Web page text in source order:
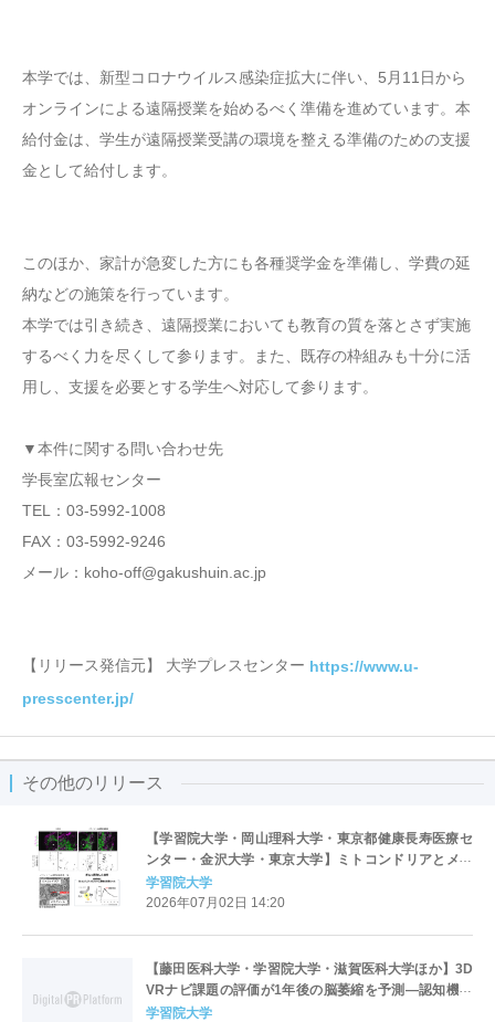
本学では、新型コロナウイルス感染症拡大に伴い、5月11日から
オンラインによる遠隔授業を始めるべく準備を進めています。本
給付金は、学生が遠隔授業受講の環境を整える準備のための支援
金として給付します。
このほか、家計が急変した方にも各種奨学金を準備し、学費の延
納などの施策を行っています。
本学では引き続き、遠隔授業においても教育の質を落とさず実施
するべく力を尽くして参ります。また、既存の枠組みも十分に活
用し、支援を必要とする学生へ対応して参ります。
▼本件に関する問い合わせ先
学長室広報センター
TEL：03-5992-1008
FAX：03-5992-9246
メール：koho-off@gakushuin.ac.jp
【リリース発信元】 大学プレスセンター https://www.u-
presscenter.jp/
その他のリリース
【学習院大学・岡山理科大学・東京都健康長寿医療セ
ンター・金沢大学・東京大学】ミトコンドリアとメラ
ノソームの接触がメラニン色素形成を制御−メラニン色
素形成を支える細胞内機構を解明−
学習院大学
2026年07月02日 14:20
【藤田医科大学・学習院大学・滋賀医科大学ほか】3D
VRナビ課題の評価が1年後の脳萎縮を予測―認知機能
が正常な段階で、認知症の超早期変化を捉える新規手
学習院大学